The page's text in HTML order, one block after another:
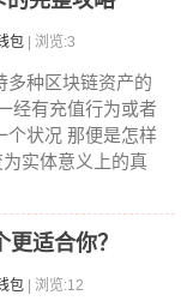
包 | 浏览:3
多种区块链资产的
经有充值行为或者
个状况 那便是怎样
实体意义上的真
适合你？
包 | 浏览:12